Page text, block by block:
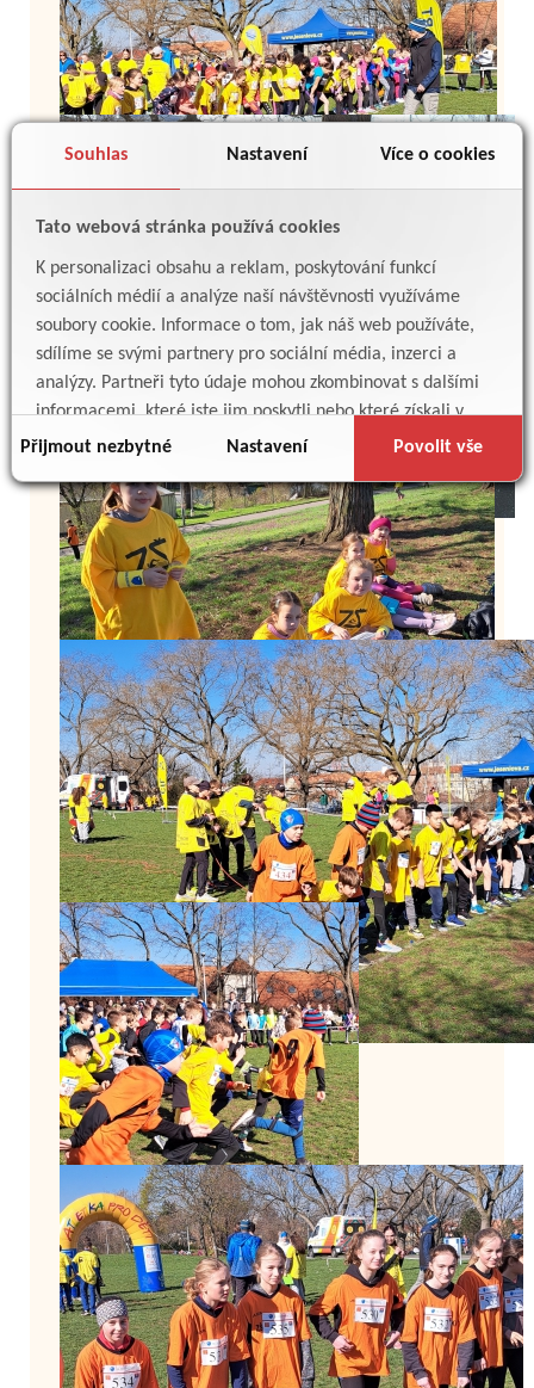
Souhlas Nastavení Více o cookies
Tato webová stránka používá cookies
K personalizaci obsahu a reklam, poskytování funkcí
sociálních médií a analýze naší návštěvnosti využíváme
soubory cookie. Informace o tom, jak náš web používáte,
sdílíme se svými partnery pro sociální média, inzerci a
analýzy. Partneři tyto údaje mohou zkombinovat s dalšími
informacemi, které jste jim poskytli nebo které získali v
důsledku toho, že používáte jejich služby.
Přijmout nezbytné Nastavení Povolit vše